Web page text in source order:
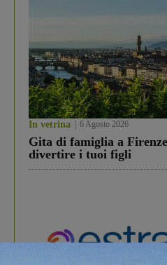
In vetrina 6 Agosto 2026
Gita di famiglia a
divertire i tuoi figli